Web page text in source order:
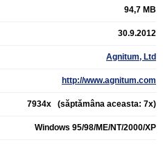
94,7 MB
30.9.2012
Agnitum, Ltd
http://www.agnitum.com
7934x (săptămâna aceasta: 7x)
Windows 95/98/ME/NT/2000/XP